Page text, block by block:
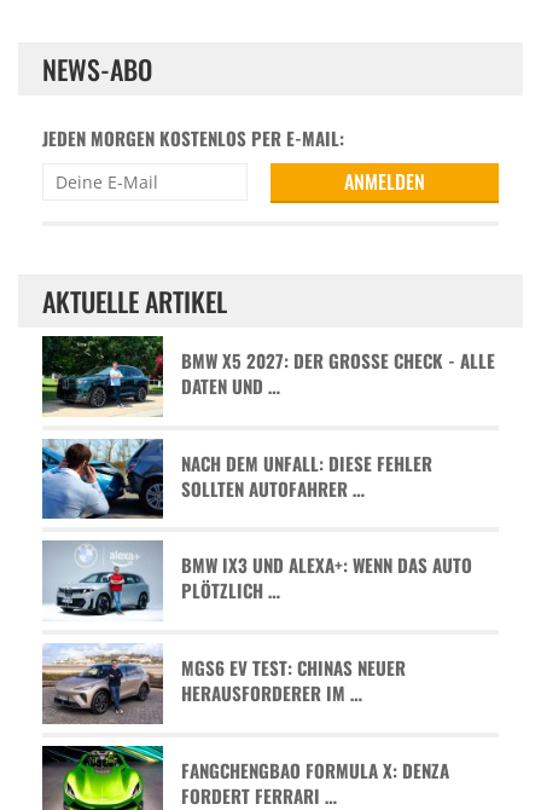
NEWS-ABO
JEDEN MORGEN KOSTENLOS PER E-MAIL:
AKTUELLE ARTIKEL
BMW X5 2027: DER GROSSE CHECK - ALLE D
ATEN UND …
NACH DEM UNFALL: DIESE FEHLER
SOLLTEN AUTOFAHRER …
BMW IX3 UND ALEXA+: WENN DAS AUTO
PLÖTZLICH …
MGS6 EV TEST: CHINAS NEUER
HERAUSFORDERER IM …
FANGCHENGBAO FORMULA X: DENZA
FORDERT FERRARI …